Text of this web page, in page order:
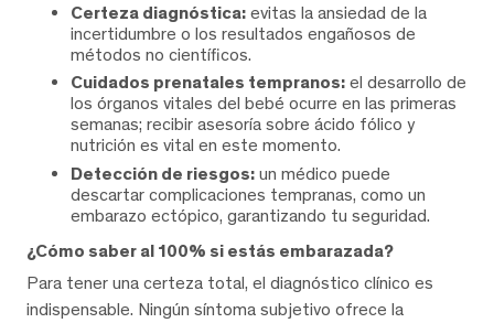
Certeza diagnóstica: evitas la ansiedad de la
incertidumbre o los resultados engañosos de
métodos no científicos.
Cuidados prenatales tempranos: el desarrollo de
los órganos vitales del bebé ocurre en las primeras
semanas; recibir asesoría sobre ácido fólico y
nutrición es vital en este momento.
Detección de riesgos: un médico puede
descartar complicaciones tempranas, como un
embarazo ectópico, garantizando tu seguridad.
¿Cómo saber al 100% si estás embarazada?
Para tener una certeza total, el diagnóstico clínico es
indispensable. Ningún síntoma subjetivo ofrece la